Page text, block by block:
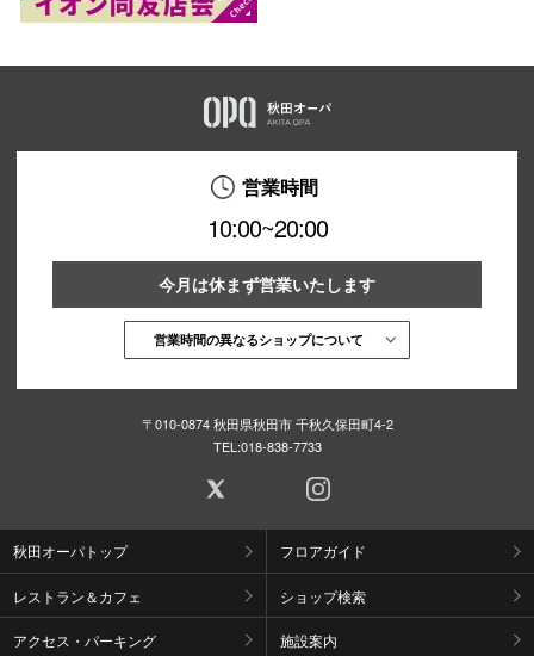
営業時間
10:00~20:00
今月は休まず営業いたします
営業時間の異なるショップについて
〒010-0874 秋田県秋田市 千秋久保田町4-2
TEL:018-838-7733
秋田オーパトップ フロアガイド
レストラン＆カフェ ショップ検索
アクセス・パーキング 施設案内